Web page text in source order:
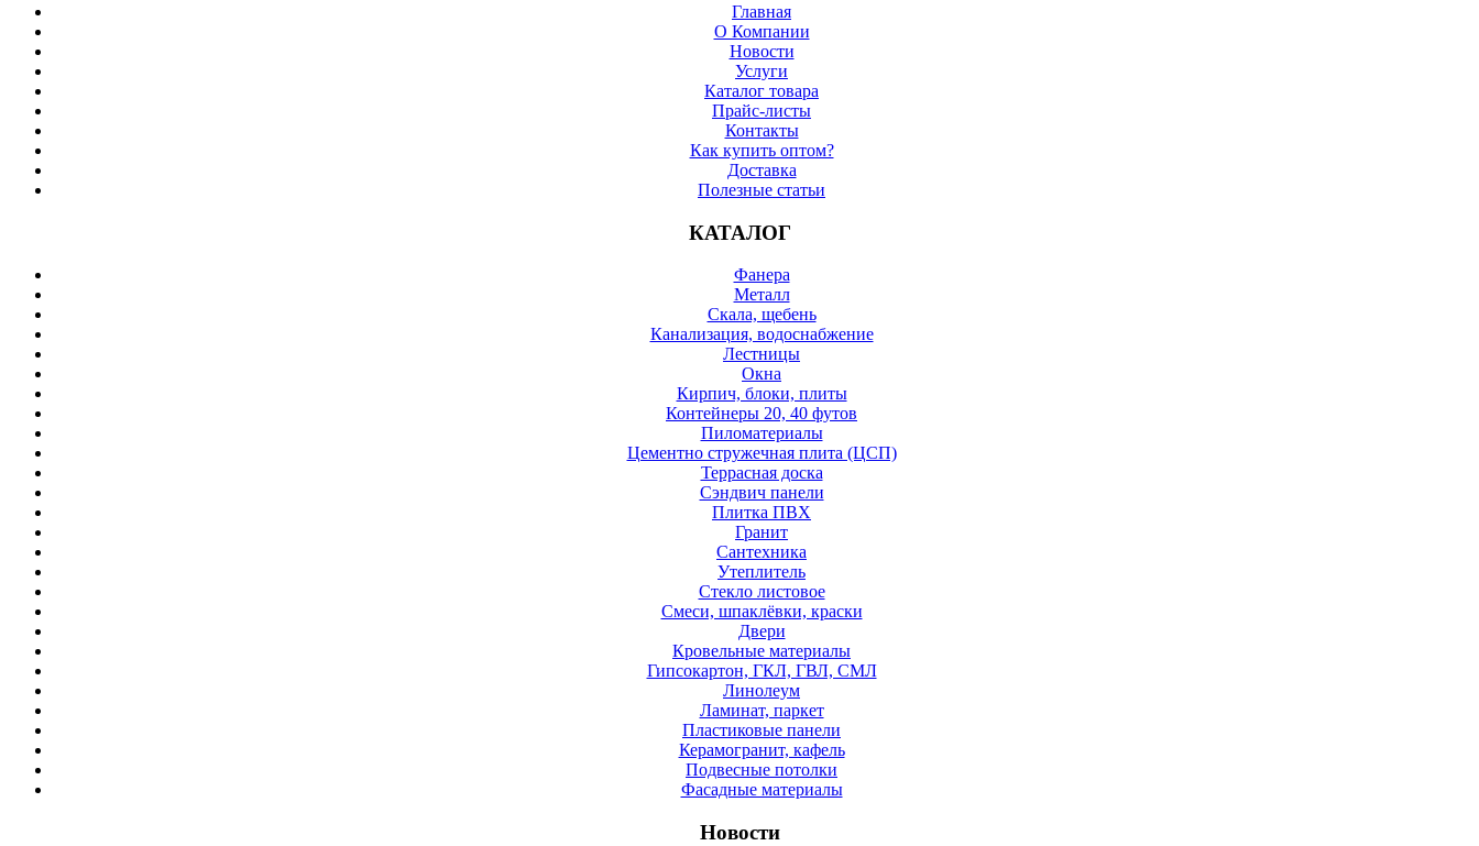
Главная
О Компании
Новости
Услуги
Каталог товара
Прайс-листы
Контакты
Как купить оптом?
Доставка
Полезные статьи
КАТАЛОГ
Фанера
Металл
Скала, щебень
Канализация, водоснабжение
Лестницы
Окна
Кирпич, блоки, плиты
Контейнеры 20, 40 футов
Пиломатериалы
Цементно стружечная плита (ЦСП)
Террасная доска
Сэндвич панели
Плитка ПВХ
Гранит
Сантехника
Утеплитель
Стекло листовое
Смеси, шпаклёвки, краски
Двери
Кровельные материалы
Гипсокартон, ГКЛ, ГВЛ, СМЛ
Линолеум
Ламинат, паркет
Пластиковые панели
Керамогранит, кафель
Подвесные потолки
Фасадные материалы
Новости